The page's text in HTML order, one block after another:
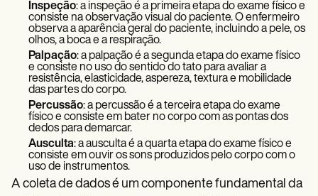
Inspeção: a inspeção é a primeira etapa do exame físico e
consiste na observação visual do paciente. O enfermeiro
observa a aparência geral do paciente, incluindo a pele, os
olhos, a boca e a respiração.
Palpação: a palpação é a segunda etapa do exame físico
e consiste no uso do sentido do tato para avaliar a
resistência, elasticidade, aspereza, textura e mobilidade
das partes do corpo.
Percussão: a percussão é a terceira etapa do exame
físico e consiste em bater no corpo com as pontas dos
dedos para demarcar.
Ausculta: a ausculta é a quarta etapa do exame físico e
consiste em ouvir os sons produzidos pelo corpo com o
uso de instrumentos.
A coleta de dados é um componente fundamental da